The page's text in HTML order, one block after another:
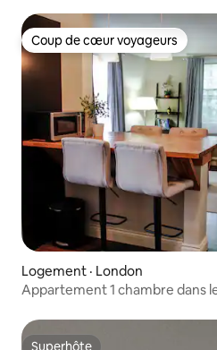
Coup de cœur voyageurs
Coup de cœur voyageurs
Logement · London
Appartement 1 chambre dans